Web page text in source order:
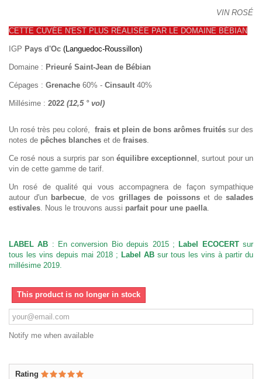
VIN ROSÉ
CETTE CUVÉE N'EST PLUS RÉALISÉE PAR LE DOMAINE BÉBIAN
IGP Pays d'Oc (Languedoc-Roussillon)
Domaine : Prieuré Saint-Jean de Bébian
Cépages : Grenache 60% - Cinsault 40%
Millésime : 2022 (12,5 ° vol)
Un rosé très peu coloré, frais et plein de bons arômes fruités sur des
notes de pêches blanches et de fraises
Ce rosé nous a surpris par son équilibre exceptionnel , surtout pour un
vin de cette gamme de tarif.
Un rosé de qualité qui vous accompagnera de façon sympathique
autour d'un barbecue , de vos grillages de poissonset de salades
estivales . Nous le trouvons aussi parfait pour une paella
LABEL AB : En conversion Bio depuis 2015 ;Label ECOCERTsur
tous les vins depuis mai 2018 ; Label AB sur tous les vins à partir du
millésime 2019.
This product is no longer in stock
Notify me when available
Rating